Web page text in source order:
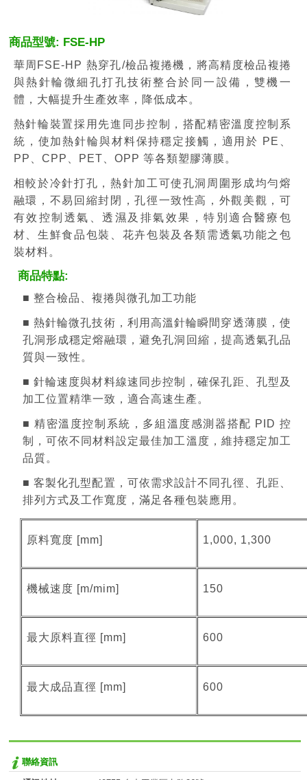
商品型號: FSE-HP
華周FSE-HP 熱穿孔/檢品複捲機，將高精度檢品複捲
與熱針輪微細孔打孔技術整合於同一設備，雙機一
體，大幅提升生產效率，降低成本。
熱針輪裝置採用先進同步控制，搭配精密溫度控制系
統，使加熱針輪與材料保持穩定接觸，適用於 PE、
PP、CPP、PET、OPP 等各類塑膠薄膜。
相較於冷針打孔，熱針加工可使孔洞周圍形成均勻熔
融環，不易回縮封閉，孔徑一致性高，外觀美觀，可
有效控制透氣、透濕及排氣效果，特別適合醫療包
材、生鮮食品包裝、花卉包裝及各類需透氣功能之包
裝材料。
商品特點:
■ 整合檢品、複捲與微孔加工功能
■ 熱針輪微孔技術，利用高溫針輪瞬間穿透薄膜，使
孔洞形成穩定熔融環，避免孔洞回縮，提高透氣孔品
質與一致性。
■ 針輪速度與材料線速同步控制，確保孔距、孔型及
加工位置精準一致，適合高速生產。
■ 精密溫度控制系統，多組溫度感測器搭配 PID 控
制，可依不同材料設定最佳加工溫度，維持穩定加工
品質。
■ 客製化孔型配置，可依需求設計不同孔徑、孔距、
排列方式及工作寬度，滿足各種包裝應用。
原料寬度 [mm] 1,000, 1,300
機械速度 [m/mim] 150
最大原料直徑 [mm] 600
最大成品直徑 [mm] 600
聯絡資訊